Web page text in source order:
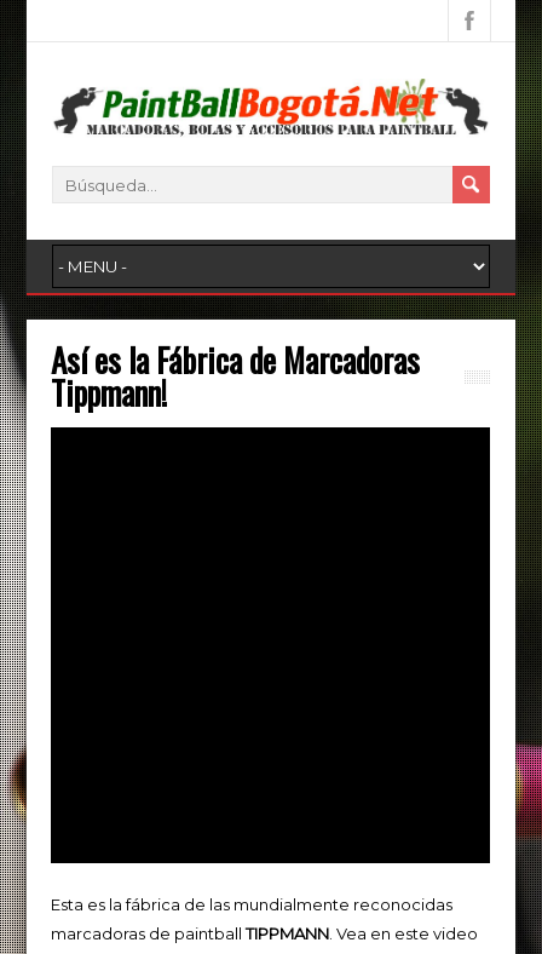
Así es la Fábrica de Marcadoras
Tippmann!
Esta es la fábrica de las mundialmente reconocidas
marcadoras de paintballTIPPMANN . Vea en este video